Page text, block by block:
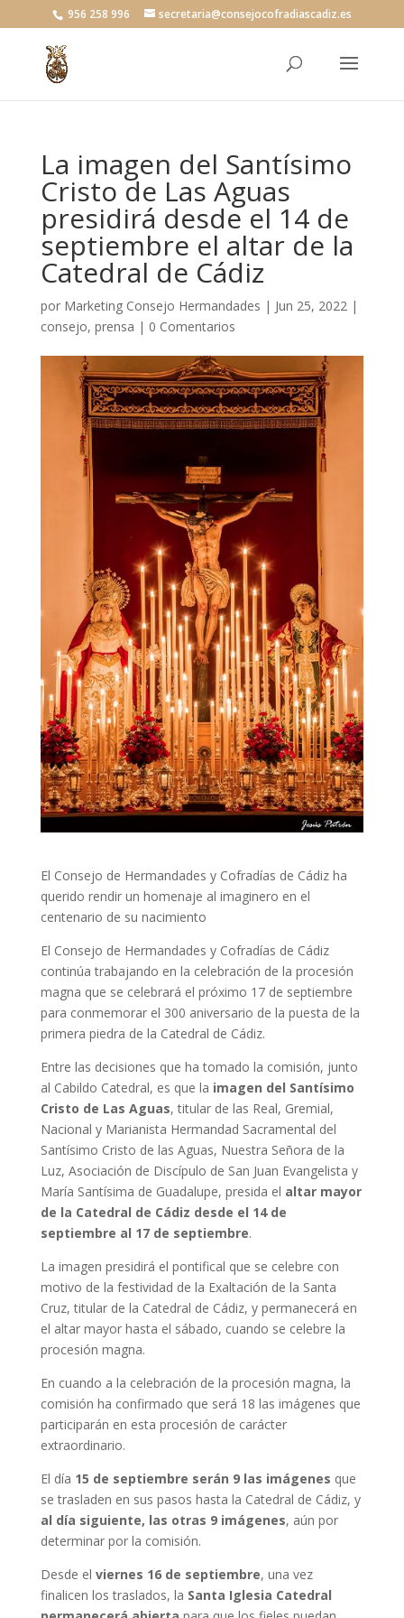
956 258 996 secretaria@consejocofradiascadiz.es
La imagen del Santísimo
Cristo de Las Aguas
presidirá desde el 14 de
septiembre el altar de la
Catedral de Cádiz
por Marketing Consejo Hermandades | Jun 25, 2022|
consejo, prensa | 0 Comentarios
El Consejo de Hermandades y Cofradías de Cádiz ha
querido rendir un homenaje al imaginero en el
centenario de su nacimiento
El Consejo de Hermandades y Cofradías de Cádiz
continúa trabajando en la celebración de la procesión
magna que se celebrará el próximo 17 de septiembre
para conmemorar el 300 aniversario de la puesta de la
primera piedra de la Catedral de Cádiz.
Entre las decisiones que ha tomado la comisión, junto
al Cabildo Catedral, es que la imagen del Santísimo
Cristo de Las Aguas, titular de las Real, Gremial,
Nacional y Marianista Hermandad Sacramental del
Santísimo Cristo de las Aguas, Nuestra Señora de la
Luz, Asociación de Discípulo de San Juan Evangelista y
María Santísima de Guadalupe, presida el altar mayor
de la Catedral de Cádiz desde el 14 de
septiembre al 17 de septiembre.
La imagen presidirá el pontifical que se celebre con
motivo de la festividad de la Exaltación de la Santa
Cruz, titular de la Catedral de Cádiz, y permanecerá en
el altar mayor hasta el sábado, cuando se celebre la
procesión magna.
En cuando a la celebración de la procesión magna, la
comisión ha confirmado que será 18 las imágenes que
participarán en esta procesión de carácter
extraordinario.
El día 15 de septiembre serán 9 las imágenes que
se trasladen en sus pasos hasta la Catedral de Cádiz, y
al día siguiente, las otras 9 imágenes, aún por
determinar por la comisión.
Desde el viernes 16 de septiembre, una vez
finalicen los traslados, la Santa Iglesia Catedral